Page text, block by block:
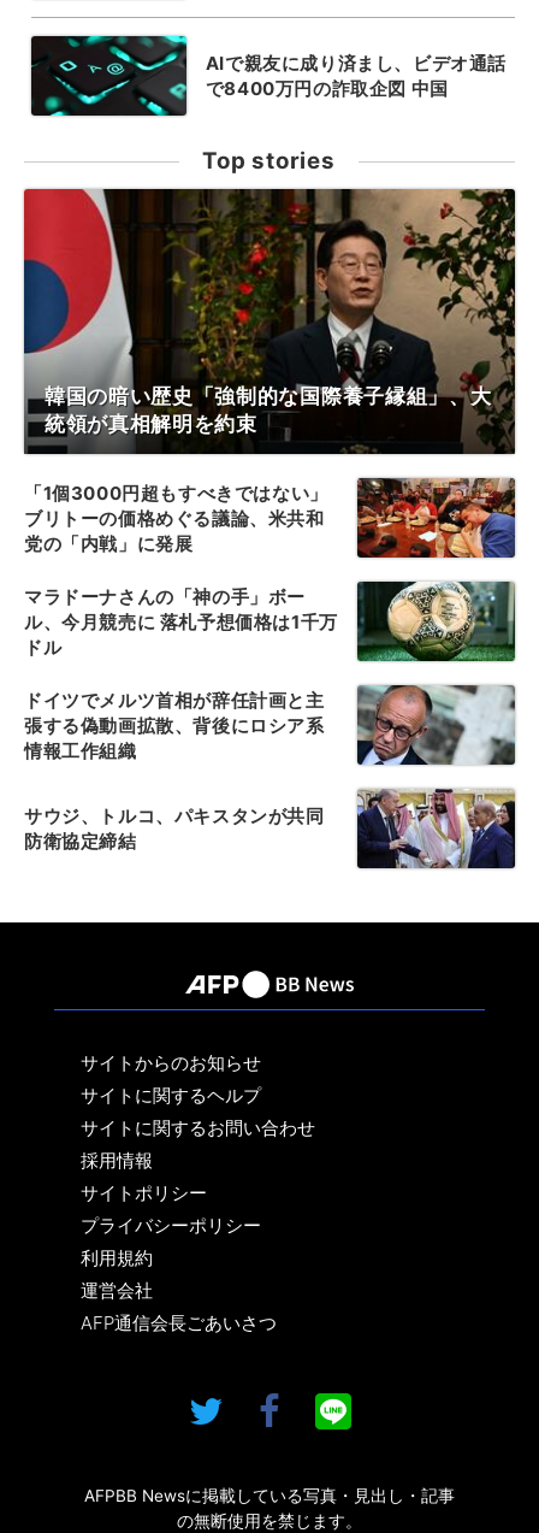
AIで親友に成り済まし、ビデオ通話
で8400万円の詐取企図 中国
Top stories
韓国の暗い歴史「強制的な国際養子縁組」、大
統領が真相解明を約束
「1個3000円超もすべきではない」
ブリトーの価格めぐる議論、米共和
党の「内戦」に発展
マラドーナさんの「神の手」ボー
ル、今月競売に 落札予想価格は1千万
ドル
ドイツでメルツ首相が辞任計画と主
張する偽動画拡散、背後にロシア系
情報工作組織
サウジ、トルコ、パキスタンが共同
防衛協定締結
サイトからのお知らせ
サイトに関するヘルプ
サイトに関するお問い合わせ
採用情報
サイトポリシー
プライバシーポリシー
利用規約
運営会社
AFP通信会長ごあいさつ
AFPBB Newsに掲載している写真・見出し・記事
の無断使用を禁じます。